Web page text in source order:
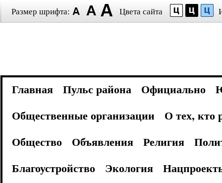
Размер шрифта: Цвета сайта
Главная Пульс района Официально
Общественные организации
О тех, кто
Общество
Объявления Религия
Благоустройство
Экология